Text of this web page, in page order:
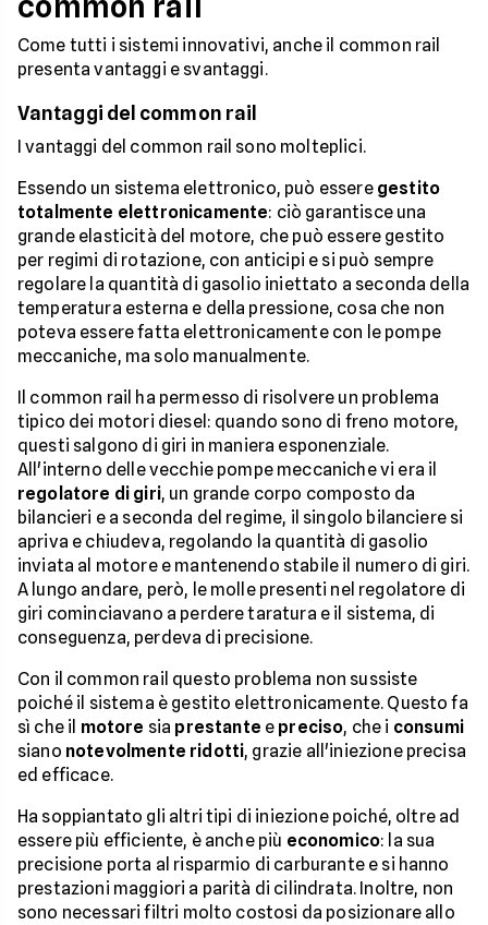
Come tutti i sistemi innovativi, anche il common rail
presenta vantaggi e svantaggi.
Vantaggi del common rail
I vantaggi del common rail sono molteplici.
Essendo un sistema elettronico, può essere gestito
totalmente elettronicamente: ciò garantisce una
grande elasticità del motore, che può essere gestito
per regimi di rotazione, con anticipi e si può sempre
regolare la quantità di gasolio iniettato a seconda della
temperatura esterna e della pressione, cosa che non
poteva essere fatta elettronicamente con le pompe
meccaniche, ma solo manualmente.
Il common rail ha permesso di risolvere un problema
tipico dei motori diesel: quando sono di freno motore,
questi salgono di giri in maniera esponenziale.
All'interno delle vecchie pompe meccaniche vi era il
regolatore di giri, un grande corpo composto da
bilancieri e a seconda del regime, il singolo bilanciere si
apriva e chiudeva, regolando la quantità di gasolio
inviata al motore e mantenendo stabile il numero di giri.
A lungo andare, però, le molle presenti nel regolatore di
giri cominciavano a perdere taratura e il sistema, di
conseguenza, perdeva di precisione.
Con il common rail questo problema non sussiste
poiché il sistema è gestito elettronicamente. Questo fa
sì che il motore sia prestante e preciso, che i consumi
siano notevolmente ridotti, grazie all'iniezione precisa
ed efficace.
Ha soppiantato gli altri tipi di iniezione poiché, oltre ad
essere più efficiente, è anche più economico: la sua
precisione porta al risparmio di carburante e si hanno
prestazioni maggiori a parità di cilindrata. Inoltre, non
sono necessari filtri molto costosi da posizionare allo